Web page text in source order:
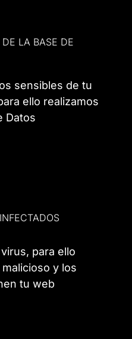
LA BASE DE
sensibles de tu
ello realizamos
Datos
para ello
y los
tu web